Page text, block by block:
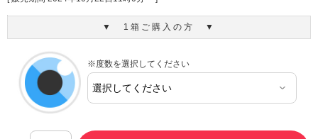
▼ 1箱ご購入の方 ▼
※度数を選択してください